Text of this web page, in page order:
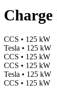
Charge
CCS • 125 kW
Tesla • 125 kW
CCS • 125 kW
CCS • 125 kW
Tesla • 125 kW
CCS • 125 kW